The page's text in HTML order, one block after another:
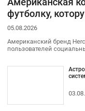
футболку,
05.08.2026
Американский бренд
пользователей